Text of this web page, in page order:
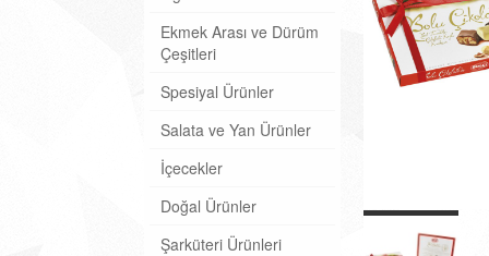
Ekmek Arası ve Dürüm
Çeşitleri
Spesiyal Ürünler
Salata ve Yan Ürünler
İçecekler
Doğal Ürünler
Şarküteri Ürünleri